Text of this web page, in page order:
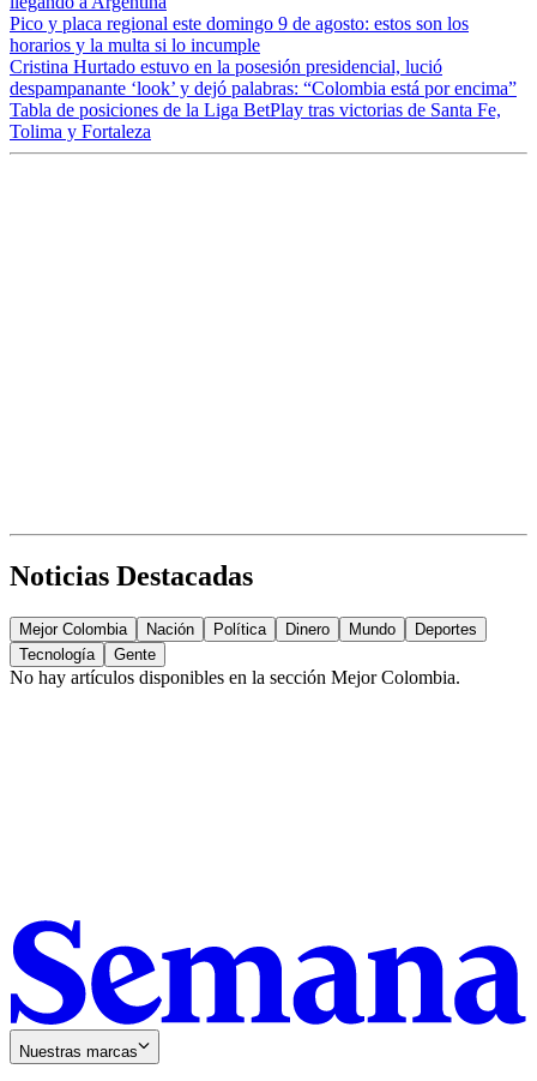
Pico y placa regional este domingo 9 de agosto: estos son los
horarios y la multa si lo incumple
Cristina Hurtado estuvo en la posesión presidencial, lució
despampanante ‘look’ y dejó palabras: “Colombia está por encima”
Tabla de posiciones de la Liga BetPlay tras victorias de Santa Fe,
Tolima y Fortaleza
Noticias Destacadas
Mejor Colombia Nación Política Dinero Mundo
Deportes
Tecnología
Gente
No hay artículos disponibles en la sección Mejor Colombia.
Nuestras marcas